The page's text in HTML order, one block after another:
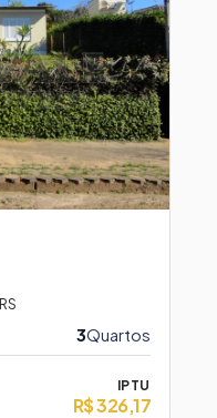
3Quartos
IPTU
R$ 326,17